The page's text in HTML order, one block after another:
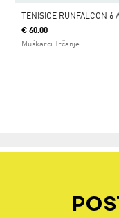
TENISICE RUNFALCON 6
€ 60.00
Muškarci Trčanje